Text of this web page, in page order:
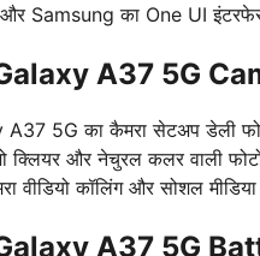
और Samsung का One UI
A37 5G
5G का कैमरा सेटअप डेली
क्लियर और नेचुरल कलर वाली
वीडियो कॉलिंग और सोशल
A37 5G